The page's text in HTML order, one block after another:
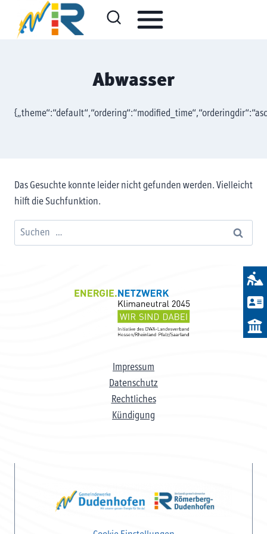
Inhalt
springen
Abwasser
Das Gesuchte konnte leider nicht gefunden werden. Vielleicht
hilft die Suchfunktion.
Suchen
nach:
Impressum
Datenschutz
Rechtliches
Kündigung